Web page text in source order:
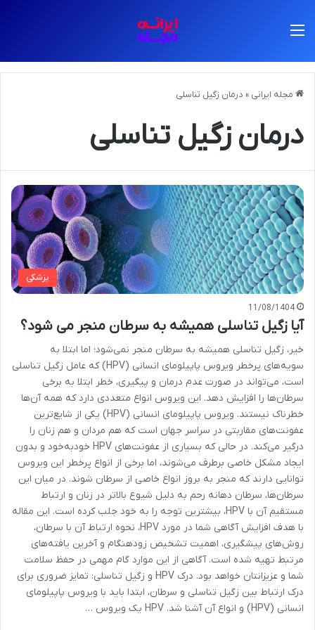
مجله ایرانی » درمان زگیل تناسلی
درمان زگیل تناسلی
پزشکی
11/08/1404
آیا زگیل تناسلی همیشه به سرطان منجر می شود؟
خیر، زگیل تناسلی همیشه به سرطان منجر نمی‌شود؛ اما ابتلا به
سویه‌های پرخطر ویروس پاپیلومای انسانی (HPV) که عامل زگیل تناسلی
است، می‌تواند در صورت عدم درمان و پیگیری، خطر ابتلا به برخی
سرطان‌ها را افزایش دهد. این ویروس انواع متعددی دارد که همه آن‌ها
خطرناک نیستند. ویروس پاپیلومای انسانی (HPV) یکی از شایع‌ترین
عفونت‌های مقاربتی در سراسر جهان است که هم مردان و هم زنان را
درگیر می‌کند. در حالی که بسیاری از عفونت‌های HPV خودبه‌خود و بدون
ایجاد مشکل خاصی برطرف می‌شوند، اما برخی از انواع پرخطر این ویروس
توانایی دارند که منجر به بروز انواع خاصی از سرطان شوند. در میان این
سرطان‌ها، سرطان دهانه رحم به دلیل شیوع بالاتر در زنان و ارتباط
مستقیم آن با HPV، بیشترین توجه را به خود جلب کرده است. این مقاله
با هدف افزایش آگاهی شما در مورد HPV، نحوه ارتباط آن با سرطان،
روش‌های پیشگیری، اهمیت تشخیص زودهنگام و آخرین یافته‌های
مرتبط تهیه شده است. آگاهی از این موارد گام مهمی در حفظ سلامت
شما و عزیزانتان خواهد بود. درک HPV و زگیل تناسلی: تمایز ضروری برای
درک ارتباط بین زگیل تناسلی و سرطان، ابتدا باید با ویروس پاپیلومای
انسانی (HPV) و انواع آن آشنا شد. HPV یک ویروس …